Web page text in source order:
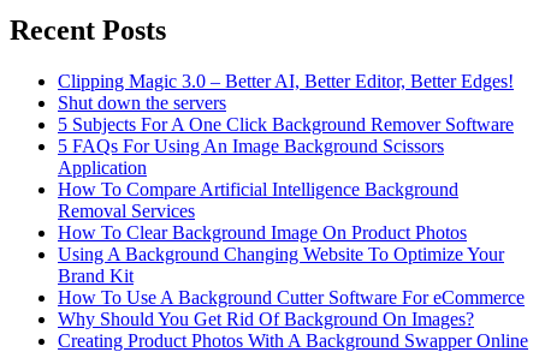
Recent Posts
Clipping Magic 3.0 – Better AI, Better Editor, Better Edges!
Shut down the servers
5 Subjects For A One Click Background Remover Software
5 FAQs For Using An Image Background Scissors
Application
How To Compare Artificial Intelligence Background
Removal Services
How To Clear Background Image On Product Photos
Using A Background Changing Website To Optimize Your
Brand Kit
How To Use A Background Cutter Software For eCommerce
Why Should You Get Rid Of Background On Images?
Creating Product Photos With A Background Swapper Online